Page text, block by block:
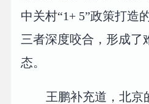
中关村“1+ 5”政策打造
三者深度咬合，形成了
态。
王鹏补充道，北京